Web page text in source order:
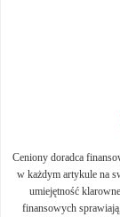
Ceniony doradca
w każdym artykule na
umiejętność
finansowych